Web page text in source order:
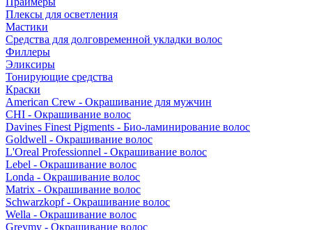
Плексы для осветления
Мастики
Средства для долговременной укладки волос
Филлеры
Эликсиры
Тонирующие средства
Краски
American Crew - Окрашивание для мужчин
CHI - Окрашивание волос
Davines Finest Pigments - Био-ламинирование волос
Goldwell - Окрашивание волос
L'Oreal Professionnel - Окрашивание волос
Lebel - Окрашивание волос
Londa - Окрашивание волос
Matrix - Окрашивание волос
Schwarzkopf - Окрашивание волос
Wella - Окрашивание волос
Greymy - Окрашивание волос